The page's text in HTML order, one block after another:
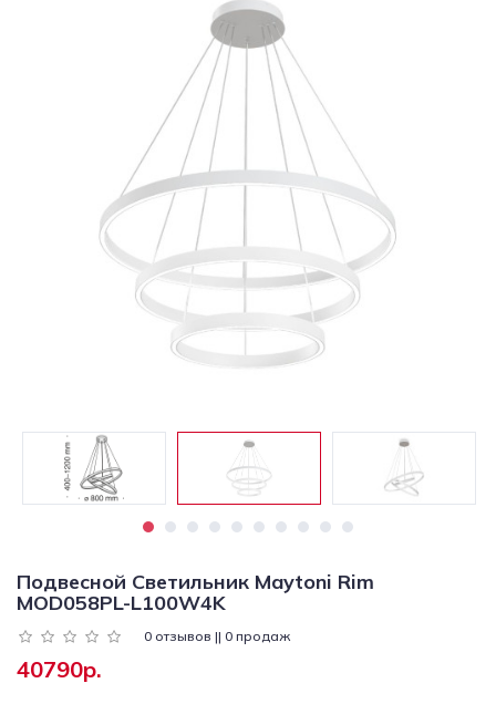
Светодиодная
подсветка
системы
Уличные
Электротовары
Подвесной Светильник Maytoni Rim
MOD058PL-L100W4K
0 отзывов || 0 продаж
40790р.